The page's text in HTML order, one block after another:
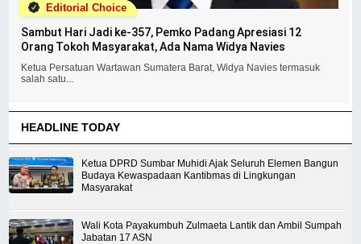
Editorial Choice
Sambut Hari Jadi ke-357, Pemko Padang Apresiasi 12
Orang Tokoh Masyarakat, Ada Nama Widya Navies
Ketua Persatuan Wartawan Sumatera Barat, Widya Navies termasuk
salah satu...
HEADLINE TODAY
Ketua DPRD Sumbar Muhidi Ajak Seluruh Elemen Bangun
Budaya Kewaspadaan Kantibmas di Lingkungan
Masyarakat
Wali Kota Payakumbuh Zulmaeta Lantik dan Ambil Sumpah
Jabatan 17 ASN